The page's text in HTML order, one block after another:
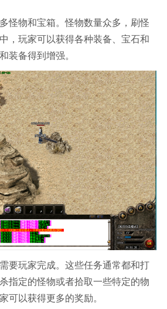
怪物和宝箱。怪物数量众多，刷怪
，玩家可以获得各种装备、宝石和
装备得到增强。
要玩家完成。这些任务通常都和打
指定的怪物或者拾取一些特定的物
可以获得更多的奖励。